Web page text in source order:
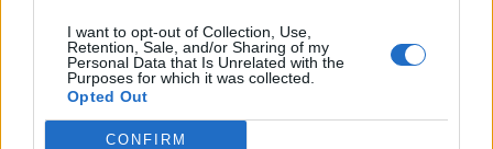
I want to opt-out of Collection, Use,
Retention, Sale, and/or Sharing of my
Personal Data that Is Unrelated with the
Purposes for which it was collected.
Opted Out
CONFIRM
Νέο Audi A2 e-tron με στόχο
την κορυφή της
αποδοτικότητας
Η Chery επενδύει 75 εκατ.
δολάρια στην KG Mobility